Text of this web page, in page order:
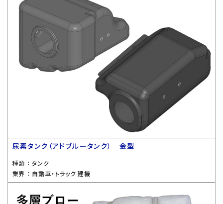
尿素タンク（アドブルータンク） 金型
種類 ： タンク
業界 ： 自動車・トラック 建機